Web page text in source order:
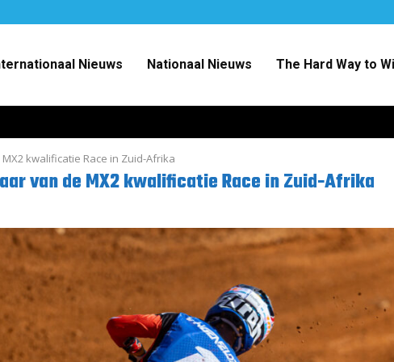
Nieuws Nationaal Nieuws The Hard Way to
kwalificatie Race in Zuid-Afrika
van de MX2 kwalificatie Race in Zuid-Afrika